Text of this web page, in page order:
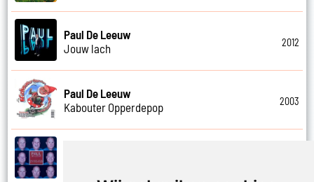
Paul De Leeuw
Jouw lach
2012
Paul De Leeuw
Kabouter Opperdepop
2003